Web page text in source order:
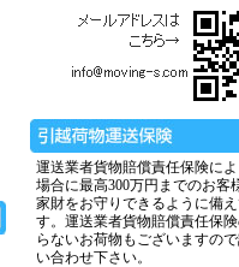
運送業者貨物賠償責任保険に
場合に最高300万円までのお客
家財をお守りできるように備
す。運送業者貨物賠償責任保
らないお荷物もございますの
い合わせ下さい。